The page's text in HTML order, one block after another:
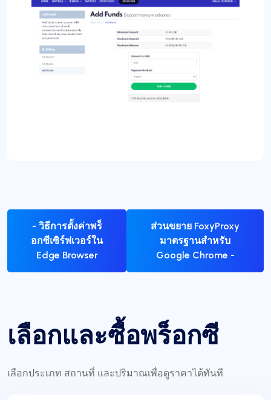
- วิธีการตั้งค่าพร็
อกซีเซิร์ฟเวอร์ใน
Edge Browser
ส่วนขยาย FoxyProxy
มาตรฐานสำหรับ
Google Chrome -
เลือกและซื้อพร็อกซี
เลือกประเภท สถานที่ และปริมาณเพื่อดูราคาได้ทันที